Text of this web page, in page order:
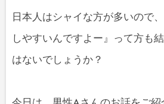
日本人はシャイな方が多いので
しやすいんですよー』って方も
はないでしょうか？